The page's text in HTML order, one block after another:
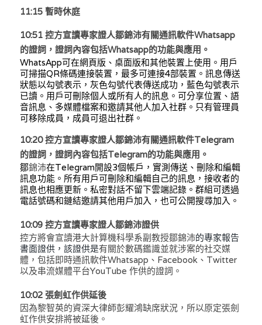
11:15 暫時休庭
10:51 控方宣讀專家證人鄒錦沛有關通訊軟件Whatsapp
的證詞，證詞內容包括Whatsapp的功能與應用。
WhatsApp可在網頁版、桌面版和其他裝置上使用。用戶
可掃描QR條碼連接裝置，最多可連接4部裝置。訊息傳送
狀態以勾號表示，灰色勾號代表傳送成功，藍色勾號表示
已讀。用戶可刪除個人或所有人的訊息。可分享位置、語
音訊息、多媒體檔案和邀請其他人加入社群。只有管理員
可移除成員，成員可退出社群。
10:20 控方宣讀專家證人鄒錦沛有關通訊軟件Telegram
的證詞，證詞內容包括Telegram的功能與應用。
鄒錦沛在Telegram開設3個帳戶，實測傳送、刪除和編輯
訊息功能。所有用戶可刪除和編輯自己的訊息，接收者的
訊息也相應更新。私密對話不留下雲端記錄。群組可透過
電話號碼和鏈結邀請其他用戶加入，也可公開搜尋加入。
10:09 控方宣讀專家證人鄒錦沛證供
控方將會宣讀港大計算機科學系副教授鄒錦沛的專家報告
書面證供，該證供是有關於數碼鑑識並就涉案的社交媒
體，包括即時通訊軟件Whatsapp、Facebook、Twitter
以及串流媒體平台YouTube 作供的證詞。
10:02 張劍虹作供延後
因為黎智英的資深大律師彭耀鴻缺席狀況，所以原定張劍
虹作供安排將被延後。